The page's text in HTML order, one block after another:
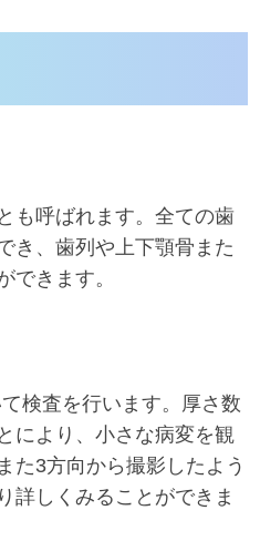
も呼ばれます。全ての歯
き、歯列や上下顎骨また
できます。
検査を行います。厚さ数
により、小さな病変を観
た3方向から撮影したよう
詳しくみることができま